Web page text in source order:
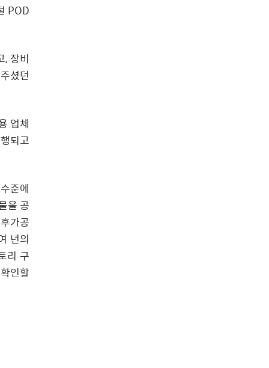
POD
, 장비
셨던
업체
되고
준에
을 공
가공
년의
리 구
인할